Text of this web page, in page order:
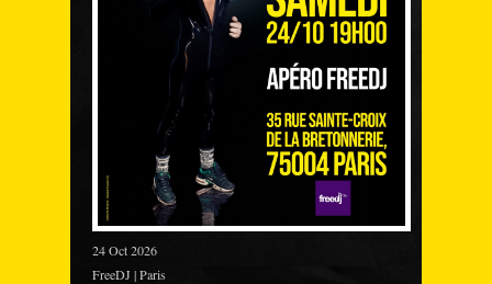
24 Oct 2026
FreeDJ | Paris